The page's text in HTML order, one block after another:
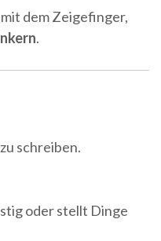
dem Zeigefinger,
.
schreiben.
oder stellt Dinge